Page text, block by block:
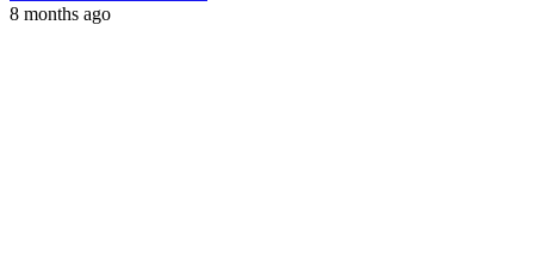
8 months ago